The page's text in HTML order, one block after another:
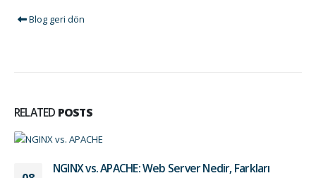
Blog geri dön
RELATED POSTS
NGINX vs. APACHE: Web Server Nedir, Farkları